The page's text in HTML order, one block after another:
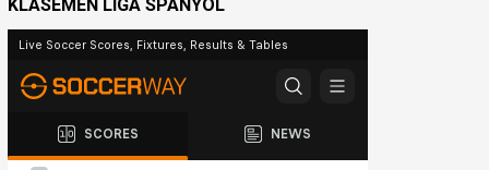
KLASEMEN LIGA SPANYOL